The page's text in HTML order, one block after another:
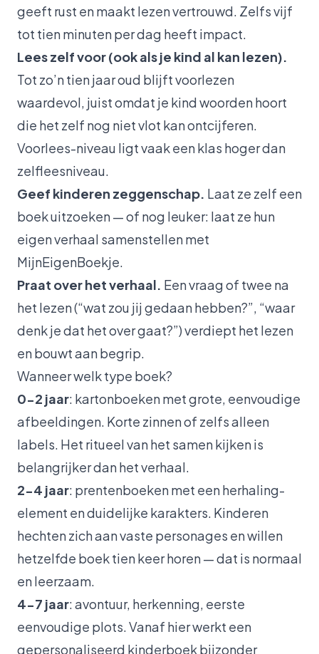
geeft rust en maakt lezen vertrouwd. Zelfs vijf
tot tien minuten per dag heeft impact.
Lees zelf voor (ook als je kind al kan lezen).
Tot zo’n tien jaar oud blijft voorlezen
waardevol, juist omdat je kind woorden hoort
die het zelf nog niet vlot kan ontcijferen.
Voorlees-niveau ligt vaak een klas hoger dan
zelfleesniveau.
Geef kinderen zeggenschap. Laat ze zelf een
boek uitzoeken — of nog leuker: laat ze hun
eigen verhaal samenstellen met
MijnEigenBoekje.
Praat over het verhaal. Een vraag of twee na
het lezen (“wat zou jij gedaan hebben?”, “waar
denk je dat het over gaat?”) verdiept het lezen
en bouwt aan begrip.
Wanneer welk type boek?
0-2 jaar: kartonboeken met grote, eenvoudige
afbeeldingen. Korte zinnen of zelfs alleen
labels. Het ritueel van het samen kijken is
belangrijker dan het verhaal.
2-4 jaar: prentenboeken met een herhaling-
element en duidelijke karakters. Kinderen
hechten zich aan vaste personages en willen
hetzelfde boek tien keer horen — dat is normaal
en leerzaam.
4-7 jaar: avontuur, herkenning, eerste
eenvoudige plots. Vanaf hier werkt een
gepersonaliseerd kinderboek bijzonder